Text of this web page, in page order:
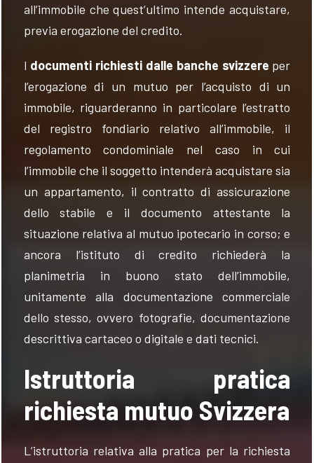
all’immobile che quest’ultimo intende acquistare,
previa erogazione del credito.
I documenti richiesti dalle banche svizzere per
l’erogazione di un mutuo per l’acquisto di un
immobile, riguarderanno in particolare l’estratto
del registro fondiario relativo all’immobile, il
regolamento condominiale nel caso in cui
l’immobile che il soggetto intenderà acquistare sia
un appartamento, il contratto di assicurazione
dello stabile e il documento attestante la
situazione relativa al mutuo ipotecario in corso; e
ancora l’istituto di credito richiederà la
planimetria in buono stato dell’immobile,
unitamente alla documentazione commerciale
dello stesso, ovvero fotografie, documentazione
descrittiva cartaceo o digitale e dati tecnici.
Istruttoria pratica
richiesta mutuo Svizzera
L’istruttoria relativa alla pratica per la richiesta